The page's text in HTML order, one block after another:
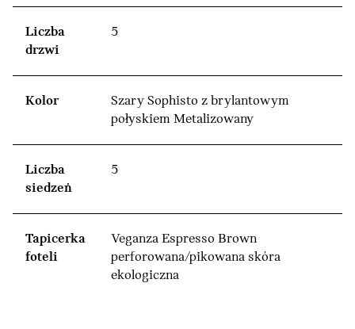
Liczba
drzwi
5
Kolor
Szary Sophisto z brylantowym
połyskiem Metalizowany
Liczba
siedzeń
5
Tapicerka
foteli
Veganza Espresso Brown
perforowana/pikowana skóra
ekologiczna